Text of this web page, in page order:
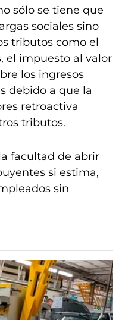
sólo se tiene que
sociales sino
tributos como el
el impuesto al valor
los ingresos
debido a que la
retroactiva
tributos.
facultad de abrir
si estima,
sin